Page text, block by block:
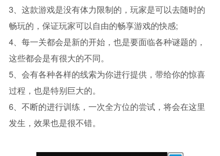
3、这款游戏是没有体力限制的，玩家是可以去随时的
畅玩的，保证玩家可以自由的畅享游戏的快感;
4、每一关都会是新的开始，也是要面临各种谜题的，
这些都会是有很大的不同。
5、会有各种各样的线索为你进行提供，带给你的惊喜
过程，也是特别巨大的。
6、不断的进行训练，一次全方位的尝试，将会在这里
发生，效果也是很不错。